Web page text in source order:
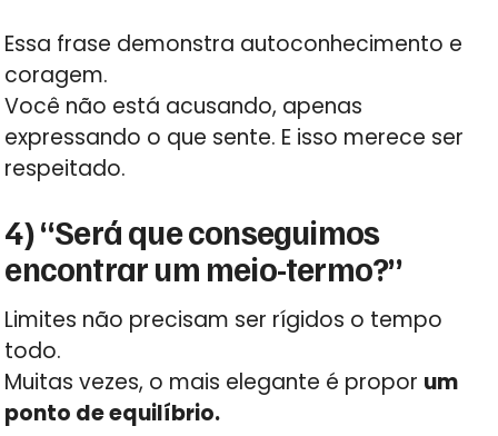
Essa frase demonstra autoconhecimento e
coragem.
Você não está acusando, apenas
expressando o que sente. E isso merece ser
respeitado.
4) “Será que conseguimos
encontrar um meio-termo?”
Limites não precisam ser rígidos o tempo
todo.
Muitas vezes, o mais elegante é propor um
ponto de equilíbrio.